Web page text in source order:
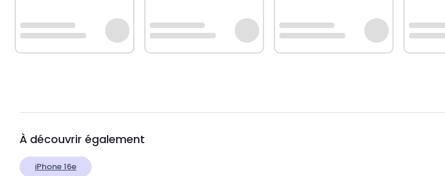
À découvrir également
iPhone 16e